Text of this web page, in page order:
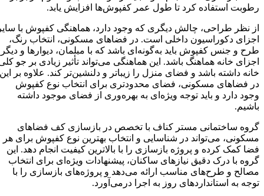
رطوبت استفاده کرد تا طول عمر کفپوش‌ها افزایش یابد.
از نظر طراحی، چالش دیگری که وجود دارد، هماهنگی کفپوش با سایر
اجزای دکوراسیون داخلی است. در فضاهای مسکونی، انتخاب رنگ،
طرح و جنس کفپوش باید به‌گونه‌ای باشد که با مبلمان، دیوارها و دیگر
اجزای خانه هماهنگ باشد. این هماهنگی می‌تواند تأثیر زیادی بر جو کلی
خانه داشته باشد و فضای منزل را زیباتر و دلنشین‌تر کند. علاوه بر این،
در فضاهای مسکونی، فضای محدودتری برای انتخاب نوع کفپوش
وجود دارد و باید توجه ویژه‌ای به بهره‌وری از فضای موجود داشته
باشیم.
گروه ساختمانی مستر کناف با تخصص در بازسازی کف فضاهای
مسکونی، می‌تواند در شناسایی و انتخاب بهترین نوع کفپوش برای هر
فضا کمک کرده و پروژه بازسازی را با بالاترین کیفیت انجام دهد. این
گروه با درک دقیق نیازهای ساکنان، پیشنهادات ویژه‌ای برای انتخاب
مصالح و طرح‌های مناسب ارائه می‌دهد و پروژه‌های بازسازی را با
توجه به استانداردهای روز به اجرا درمی‌آورد.